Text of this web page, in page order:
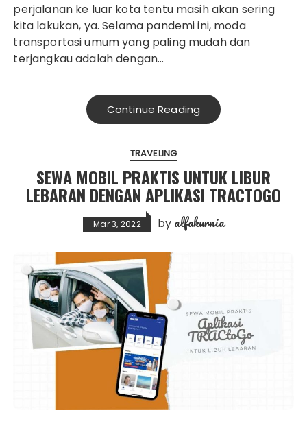
perjalanan ke luar kota tentu masih akan sering
kita lakukan, ya. Selama pandemi ini, moda
transportasi umum yang paling mudah dan
terjangkau adalah dengan…
Continue Reading
TRAVELING
SEWA MOBIL PRAKTIS UNTUK LIBUR
LEBARAN DENGAN APLIKASI TRACTOGO
Mar 3, 2022 by alfakurnia